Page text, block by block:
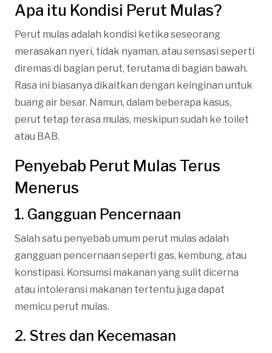
Apa itu Kondisi Perut Mulas?
Perut mulas adalah kondisi ketika seseorang
merasakan nyeri, tidak nyaman, atau sensasi seperti
diremas di bagian perut, terutama di bagian bawah.
Rasa ini biasanya dikaitkan dengan keinginan untuk
buang air besar. Namun, dalam beberapa kasus,
perut tetap terasa mulas, meskipun sudah ke toilet
atau BAB.
Penyebab Perut Mulas Terus
Menerus
1. Gangguan Pencernaan
Salah satu penyebab umum perut mulas adalah
gangguan pencernaan seperti gas, kembung, atau
konstipasi. Konsumsi makanan yang sulit dicerna
atau intoleransi makanan tertentu juga dapat
memicu perut mulas.
2. Stres dan Kecemasan